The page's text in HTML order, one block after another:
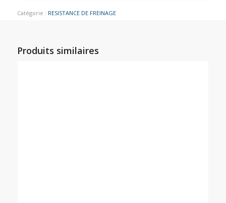
Catégorie : RESISTANCE DE FREINAGE
Produits similaires